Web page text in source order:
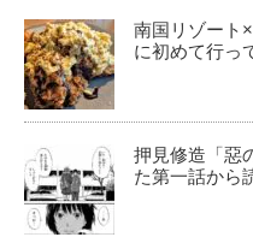
南国リゾート
に初めて行っ
押見修造「惡
た第一話から